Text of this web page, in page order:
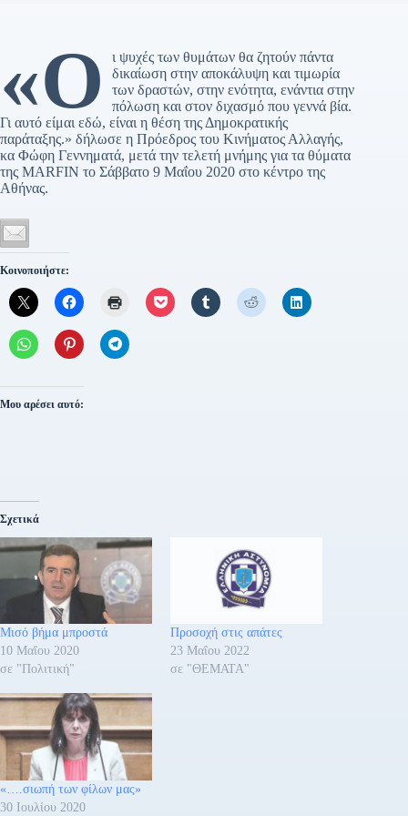
«Ο
ι ψυχές των θυμάτων θα ζητούν πάντα
δικαίωση στην αποκάλυψη και τιμωρία
των δραστών, στην ενότητα, ενάντια στην
πόλωση και στον διχασμό που γεννά βία.
Γι αυτό είμαι εδώ, είναι η θέση της Δημοκρατικής
παράταξης.» δήλωσε η Πρόεδρος του Κινήματος Αλλαγής,
κα Φώφη Γεννηματά, μετά την τελετή μνήμης για τα θύματα
της MARFIN το Σάββατο 9 Μαΐου 2020 στο κέντρο της
Αθήνας.
Κοινοποιήστε:
Μου αρέσει αυτό:
Σχετικά
Μισό βήμα μπροστά
10 Μαΐου 2020
σε "Πολιτική"
Προσοχή στις απάτες
23 Μαΐου 2022
σε "ΘΕΜΑΤΑ"
«….σιωπή των φίλων μας»
30 Ιουλίου 2020